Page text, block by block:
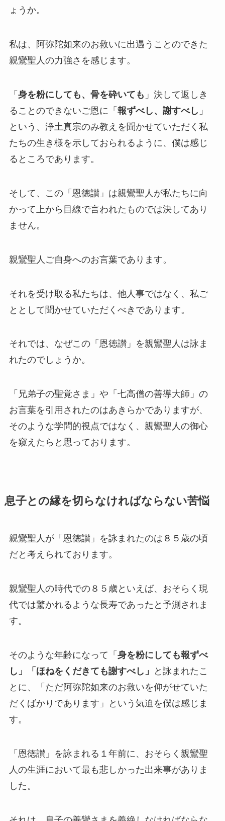
ょうか。
私は、阿弥陀如来のお救いに出遇うことのできた
親鸞聖人の力強さを感じます。
「 身を粉にしても、骨を砕いても 」決して返しき
ることのできないご恩に「 報ずべし、謝すべし 」
という、浄土真宗のみ教えを聞かせていただく私
たちの生き様を示しておられるように、僕は感じ
るところであります。
そして、この「恩徳讃」は親鸞聖人が私たちに向
かって上から目線で言われたものでは決してあり
ません。
親鸞聖人ご自身へのお言葉であります。
それを受け取る私たちは、他人事ではなく、私ご
ととして聞かせていただくべきであります。
それでは、なぜこの「恩徳讃」を親鸞聖人は詠ま
れたのでしょうか。
「兄弟子の聖覚さま」や「七高僧の善導大師」の
お言葉を引用されたのはあきらかでありますが、
そのような学問的視点ではなく、親鸞聖人の御心
を窺えたらと思っております。
息子との縁を切らなければならない苦悩
親鸞聖人が「恩徳讃」を詠まれたのは８５歳の頃
だと考えられております。
親鸞聖人の時代での８５歳といえば、おそらく現
代では驚かれるような長寿であったと予測されま
す。
そのような年齢になって「 身を粉にしても報ずべ
し」「ほねをくだきても謝すべし」
と詠まれたこ
とに、「ただ阿弥陀如来のお救いを仰がせていた
だくばかりであります」という気迫を僕は感じま
す。
「恩徳讃」を詠まれる１年前に、おそらく親鸞聖
人の生涯において最も悲しかった出来事がありま
した。